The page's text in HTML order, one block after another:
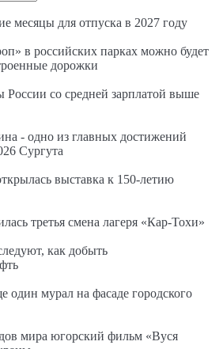
месяцы для отпуска в 2027 году
в российских парках можно будет
дорожки
России со средней зарплатой выше
- одно из главных достижений
Сургута
выставка к 150-летию
третья смена лагеря «Кар-Тохи»
как добыть
один мурал на фасаде городского
мира югорский фильм «Вуся